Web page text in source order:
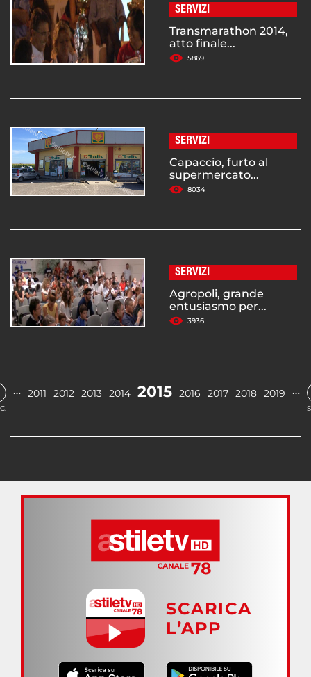
SERVIZI
Transmarathon 2014,
atto finale...
5869
SERVIZI
Capaccio, furto al
supermercato...
8034
SERVIZI
Agropoli, grande
entusiasmo per...
3936
… 2011 2012 2013 2014 2015 2016 2017 2018 2019 …
SCARICA
L’APP